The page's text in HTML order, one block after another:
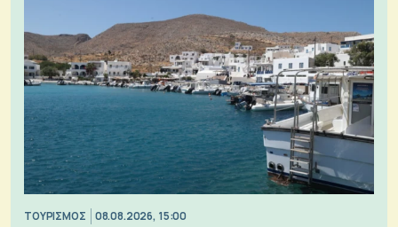
ΤΟΥΡΙΣΜΟΣ 08.08.2026, 15:00